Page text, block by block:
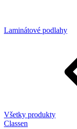
Laminátové podlahy
Všetky produkty
Classen